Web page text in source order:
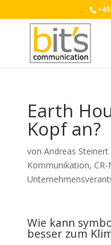
Earth
Kopf an?
von Andreas Steinert
Kommunikation,
Wie kann
besser zum